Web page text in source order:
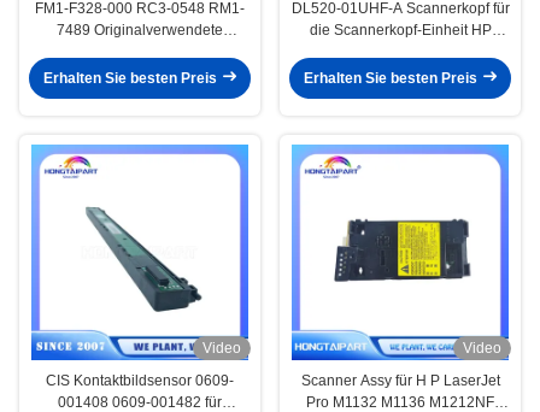
FM1-F328-000 RC3-0548 RM1-
7489 Originalverwendete
MF212 210 211 215 216 217 218
219 222 223 224 225 226 227
Erhalten Sie besten Preis
DL520-01UHF-A Scannerkopf für
die Scannerkopf-Einheit HP
Erhalten Sie besten Preis
Video
CIS Kontaktbildsensor 0609-
001408 0609-001482 für
Video
Scanner Assy für H P LaserJet
Pro M1132 M1136 M1212NF